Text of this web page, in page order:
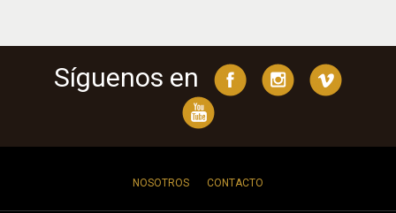
Síguenos en
NOSOTROS CONTACTO